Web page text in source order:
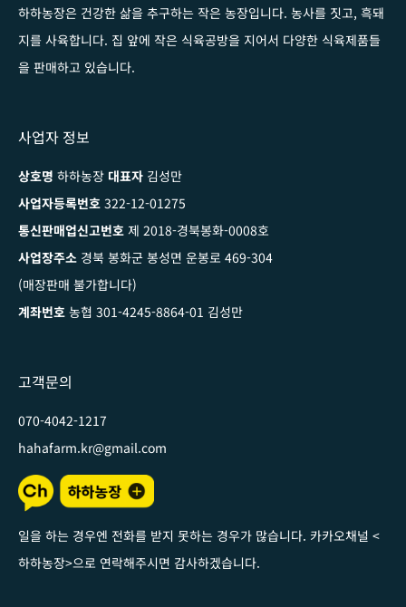
하하농장은 건강한 삶을 추구하는 작은 농장입니다. 농사를 짓고, 흑돼
지를 사육합니다. 집 앞에 작은 식육공방을 지어서 다양한 식육제품들
을 판매하고 있습니다.
사업자 정보
상호명 하하농장 대표자 김성만
사업자등록번호 322-12-01275
통신판매업신고번호 제 2018-경북봉화-0008호
사업장주소 경북 봉화군 봉성면 운봉로 469-304
(매장판매 불가합니다)
계좌번호 농협 301-4245-8864-01 김성만
고객문의
070-4042-1217
hahafarm.kr@gmail.com
일을 하는 경우엔 전화를 받지 못하는 경우가 많습니다. 카카오채널 <
하하농장>으로 연락해주시면 감사하겠습니다.